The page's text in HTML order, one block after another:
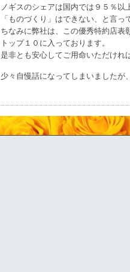
ノギスのシェアは国内では９５％
「ものづくり」はできない、と言
ちなみに弊社は、この優秀特約店表
トップ１０に入っております。
是非とも安心してご用命いただけれ
少々自慢話になってしまいましたが